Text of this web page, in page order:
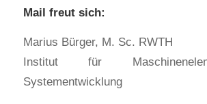
Mail freut sich:
Marius Bürger, M. Sc. RWTH
Institut für
Systementwicklung